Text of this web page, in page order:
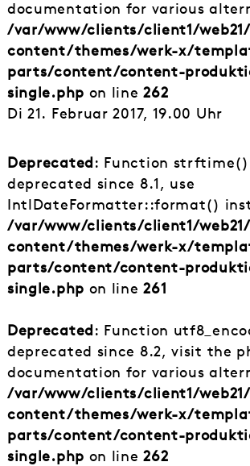
documentation for various
/var/www/clients/client1/
content/themes/werk-x/
parts/content/content-
single.php on line262
Di 21. Februar 2017, 19.00 Uhr
Deprecated: Function
deprecated since 8.1, use
IntlDateFormatter::format()
/var/www/clients/client1/
content/themes/werk-x/
parts/content/content-
single.php on line261
Deprecated: Function
deprecated since 8.2, visit the
documentation for various
/var/www/clients/client1/
content/themes/werk-x/
parts/content/content-
single.php on line262